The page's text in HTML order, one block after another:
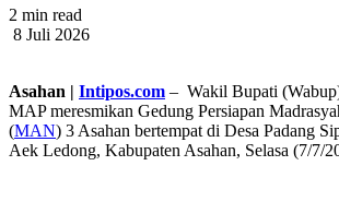
2 min read
8 Juli 2026
Asahan | Intipos.com – Wakil Bupati
MAP meresmikan Gedung Persiapan
(MAN) 3 Asahan bertempat di Desa Padang
Aek Ledong, Kabupaten Asahan, Selasa (7/7/